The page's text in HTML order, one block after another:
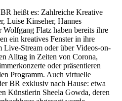
heißt es: Zahlreiche Kreative
Luise Kinseher, Hannes
Flatz haben bereits ihre
ein kreatives Fenster in ihre
Stream oder über Videos-on-
Alltag in Zeiten von Corona,
oder präsentieren
Programm. Auch virtuelle
BR exklusiv nach Hause: etwa
Künstlerin Sheela Gowda, deren